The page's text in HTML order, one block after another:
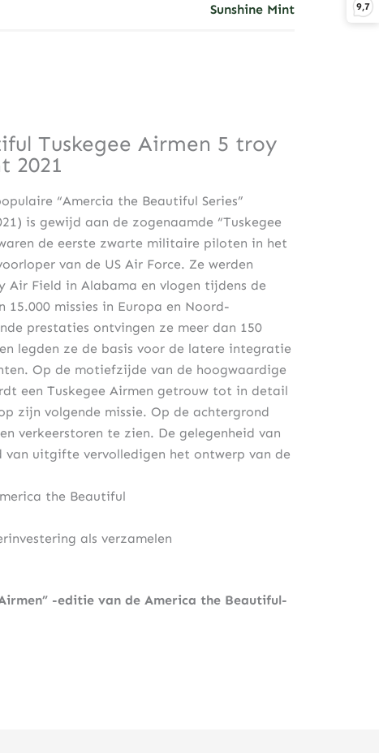
9,7
Sunshine Mint
Tuskegee Airmen 5 troy
2021
“Amercia the Beautiful Series”
is gewijd aan de zogenaamde “Tuskegee
de eerste zwarte militaire piloten in het
van de US Air Force. Ze werden
Air Field in Alabama en vlogen tijdens de
15.000 missies in Europa en Noord-
prestaties ontvingen ze meer dan 150
legden ze de basis voor de latere integratie
Op de motiefzijde van de hoogwaardige
een Tuskegee Airmen getrouw tot in detail
zijn volgende missie. Op de achtergrond
verkeerstoren te zien. De gelegenheid van
uitgifte vervolledigen het ontwerp van de
the Beautiful
als verzamelen
-editie van de America the Beautiful-